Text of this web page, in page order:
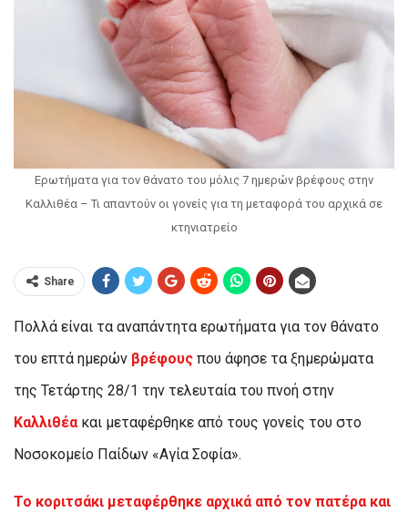
Ερωτήματα για τον θάνατο του μόλις 7 ημερών βρέφους στην
Καλλιθέα – Τι απαντούν οι γονείς για τη μεταφορά του αρχικά σε
κτηνιατρείο
Share
Πολλά είναι τα αναπάντητα ερωτήματα για τον θάνατο
του επτά ημερών βρέφους που άφησε τα ξημερώματα
της Τετάρτης 28/1 την τελευταία του πνοή στην
Καλλιθέα και μεταφέρθηκε από τους γονείς του στο
Νοσοκομείο Παίδων «Αγία Σοφία».
Το κοριτσάκι μεταφέρθηκε αρχικά από τον πατέρα και